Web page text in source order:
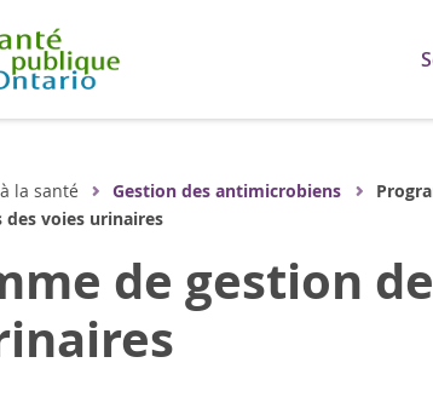
la santé Gestion des antimicrobiens
voies urinaires
de gestion